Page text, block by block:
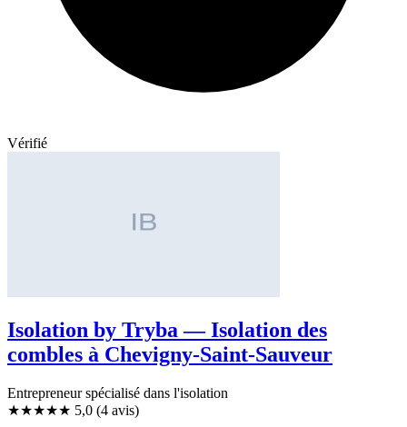
Vérifié
Isolation by Tryba — Isolation des
combles à Chevigny-Saint-Sauveur
Entrepreneur spécialisé dans l'isolation
★★★★★ 5,0 (4 avis)